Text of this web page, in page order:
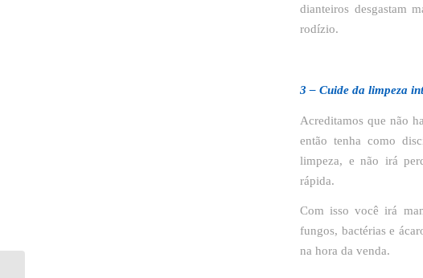
dianteiros desgastam
rodízio.
3 – Cuide da limpeza
Acreditamos que não
então tenha como
limpeza, e não irá
rápida.
Com isso você irá
fungos, bactérias e
na hora da venda.